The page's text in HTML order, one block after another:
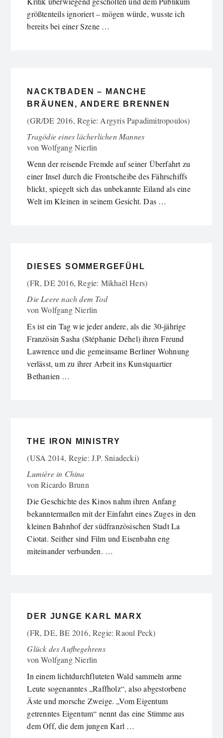
größtenteils ignoriert – mögen würde, wusste ich
bereits bei einer Szene …
NACKTBADEN – MANCHE
BRÄUNEN, ANDERE BRENNEN
(GR/DE 2016, Regie: Argyris Papadimitropoulos)
Tragödie eines lächerlichen Mannes
vonWolfgang Nierlin
Wenn der reisende Fremde auf seiner Überfahrt zu
einer Insel durch die Frontscheibe des Fährschiffs
blickt, spiegelt sich das unbekannte Eiland als eine
Welt im Kleinen in seinem Gesicht. Das …
DIESES SOMMERGEFÜHL
(FR, DE 2016, Regie: Mikhaël Hers)
Die Leere nach dem Tod
vonWolfgang Nierlin
Es ist ein Tag wie jeder andere, als die 30-jährige
Französin Sasha (Stéphanie Déhel) ihren Freund
Lawrence und die gemeinsame Berliner Wohnung
verlässt, um zu ihrer Arbeit ins Kunstquartier
Bethanien …
THE IRON MINISTRY
(USA 2014, Regie: J.P. Sniadecki)
Lumière in China
vonRicardo Brunn
Die Geschichte des Kinos nahm ihren Anfang
bekanntermaßen mit der Einfahrt eines Zuges in den
kleinen Bahnhof der südfranzösischen Stadt La
Ciotat. Seither sind Film und Eisenbahn eng
miteinander verbunden. …
DER JUNGE KARL MARX
(FR, DE, BE 2016, Regie: Raoul Peck)
Glück des Aufbegehrens
vonWolfgang Nierlin
In einem lichtdurchfluteten Wald sammeln arme
Leute sogenanntes „Raffholz“, also abgestorbene
Äste und morsche Zweige. „Vom Eigentum
getrenntes Eigentum“ nennt das eine Stimme aus
dem Off, die dem jungen Karl …